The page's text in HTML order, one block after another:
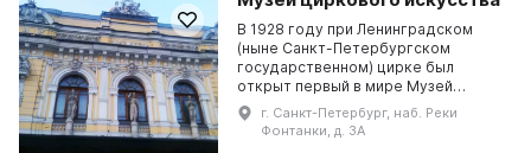
В 1928 году при Ленинградском
(ныне Санкт-Петербургском
государственном) цирке был
открыт первый в мире Музей
циркового искусства. Инициатором
его создания и первым директором
был Василий Яковлевич Ан...
г. Санкт-Петербург, наб. Реки
Фонтанки, д. 3А